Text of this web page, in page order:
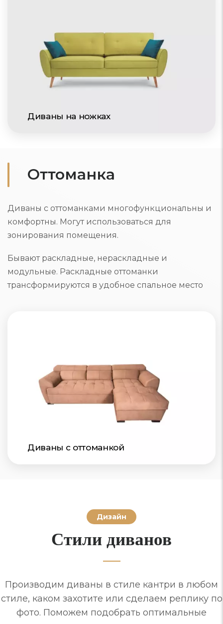
Диваны на ножках
Оттоманка
Диваны с оттоманками многофункциональны и
комфортны. Могут использоваться для
зонирования помещения.
Бывают раскладные, нераскладные и
модульные. Раскладные оттоманки
трансформируются в удобное спальное место
Диваны с оттоманкой
Дизайн
Стили диванов
Производим диваны в стиле кантри в любом
стиле, каком захотите или сделаем реплику по
фото. Поможем подобрать оптимальные